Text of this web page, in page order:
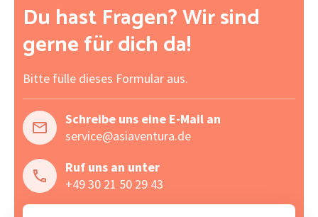
Du hast Fragen? Wir sind
gerne für dich da!
Bitte fülle dieses Formular aus.
Schreibe uns eine E-Mail an
service@asiaventura.de
Ruf uns an unter
+49 30 21 50 29 43